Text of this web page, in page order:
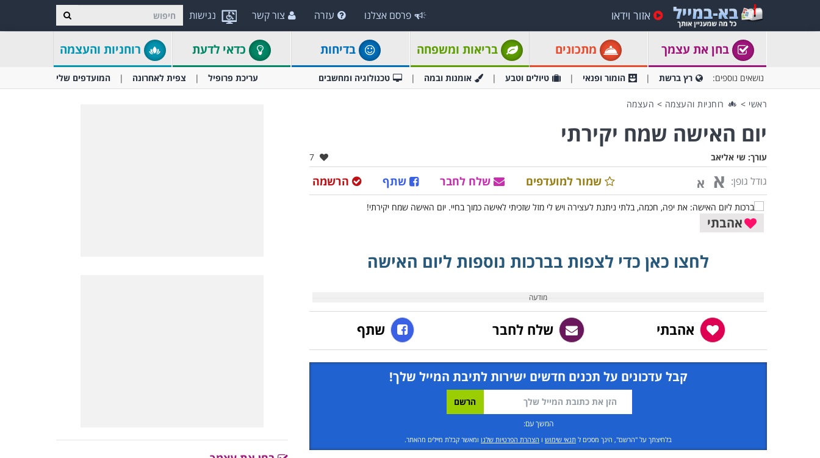
נגישות אזור וידאו פרסם אצלנו עזרה צור קשר
בחן את עצמך מתכונים בריאות ומשפחה בדיחות כדאי לדעת רוחניות והעצמה
נושאים נוספים: רץ ברשת הומור ופנאי טיולים וטבע אומנות ובמה טכנולוגיה ומחשבים עריכת פרופיל צפית לאחרונה המועדפים שלי
ראשי > רוחניות והעצמה > העצמה
יום האישה שמח יקירתי
עורך: שי אליאב אהבו:
7
גודל גופן: א א הרשמה שתף שלח לחבר שמור למועדפים
אהבתי
לחצו כאן כדי לצפות בברכות נוספות ליום האישה
אהבתי שלח לחבר שתף
קבל עדכונים על תכנים חדשים ישירות לתיבת המייל שלך!
המשך עם:
בלחיצתך על "הרשם", הינך מסכים ל תנאי שימוש ו הצהרת הפרטיות שלנו ומאשר קבלת מיילים מהאתר.